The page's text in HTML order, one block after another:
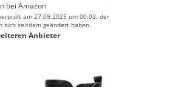
bei Amazon
am 27.09.2025 um 00:03; der
sich seitdem geändert haben.
Anbieter